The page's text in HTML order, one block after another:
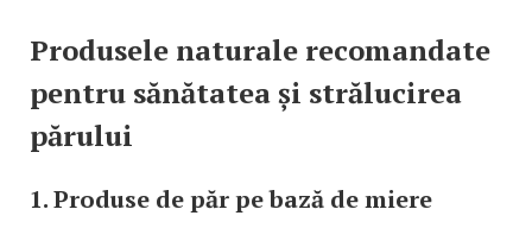
Produsele naturale recomandate
pentru sănătatea și strălucirea
părului
1. Produse de păr pe bază de miere